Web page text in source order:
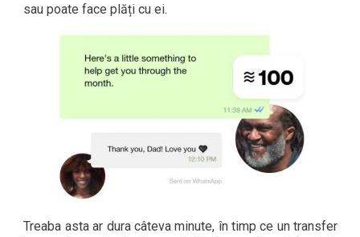
sau poate face plăți cu ei.
Treaba asta ar dura câteva minute, în timp ce un transfer